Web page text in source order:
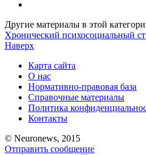
Другие материалы в этой
Хронический психосоциальный
Наверх
Карта сайта
О нас
Нормативно-правовая база
Справочные материалы
Политика
Контакты
© Neuronews, 2015
Отправить сообщение